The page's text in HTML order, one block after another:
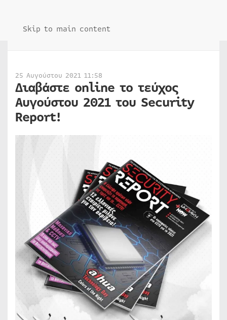
Skip to main content
25 Αυγούστου 2021 11:58
Διαβάστε online το τεύχος
Αυγούστου 2021 του Security
Report!